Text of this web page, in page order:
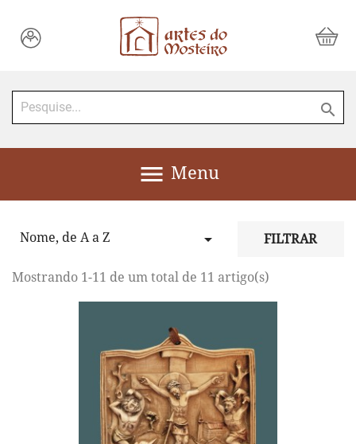

 Menu
Nome, de A a Z  FILTRAR
Mostrando 1-11 de um total de 11 artigo(s)